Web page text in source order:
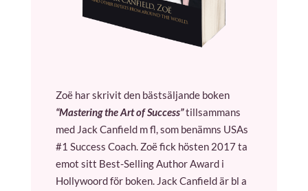
Zoë har skrivit den bästsäljande boken
“Mastering the Art of Success”tillsammans
med Jack Canfield m fl, som benämns USAs
#1 Success Coach. Zoë fick hösten 2017 ta
emot sitt Best-Selling Author Award i
Hollywoord för boken. Jack Canfield är bl a